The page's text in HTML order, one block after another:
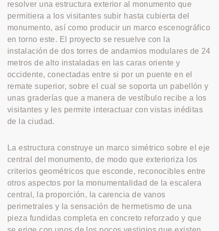
resolver una estructura exterior al monumento que
permitiera a los visitantes subir hasta cubierta del
monumento, así como producir un marco escenográfico
en torno este. El proyecto se resuelve con la
instalación de dos torres de andamios modulares de 24
metros de alto instaladas en las caras oriente y
occidente, conectadas entre si por un puente en el
remate superior, sobre el cual se soporta un pabellón y
unas graderías que a manera de vestíbulo recibe a los
visitantes y les permite interactuar con vistas inéditas
de la ciudad.
La estructura construye un marco simétrico sobre el eje
central del monumento, de modo que exterioriza los
criterios geométricos que esconde, reconocibles entre
otros aspectos por la monumentalidad de la escalera
central, la proporción, la carencia de vanos
perimetrales y la sensación de hermetismo de una
pieza fundidas completa en concreto reforzado y que